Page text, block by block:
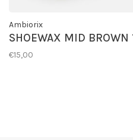
Ambiorix
SHOEWAX MID
€15,00